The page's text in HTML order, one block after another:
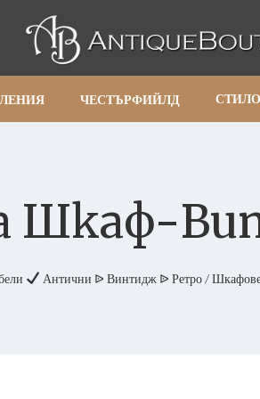
ЧЕСТЪРФИЙЛД
Шкаф-
Антични ᐉ Винтидж ᐉ Ретро/